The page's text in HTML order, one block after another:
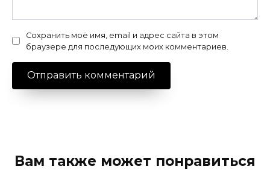
Сохранить моё имя, email и адрес сайта в этом
браузере для последующих моих комментариев.
Вам также может понравиться